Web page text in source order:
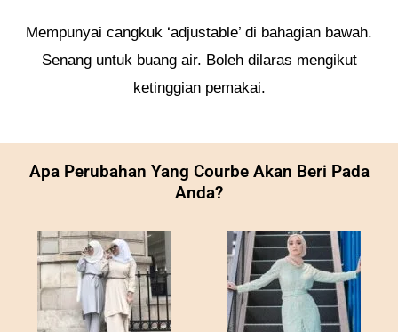
Mempunyai cangkuk ‘adjustable’ di bahagian bawah.
Senang untuk buang air. Boleh dilaras mengikut
ketinggian pemakai.
Apa Perubahan Yang Courbe Akan Beri Pada
Anda?